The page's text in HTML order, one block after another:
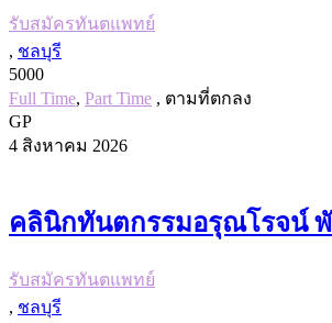
รับสมัครทันตแพทย์
, ชลบุรี
5000
Full Time, Part Time , ตามที่ตกลง
GP
4 สิงหาคม 2026
คลินิกทันตกรรมอรุณโรจน์
รับสมัครทันตแพทย์
, ชลบุรี